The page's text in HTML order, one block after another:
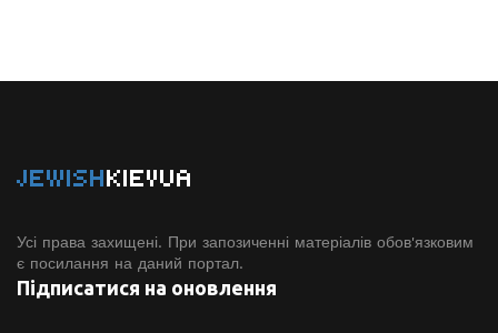
JEWISHKIEVUA
Усі права захищені. При запозиченні матеріалів обов'язковим
є посилання на даний портал.
Підписатися на оновлення